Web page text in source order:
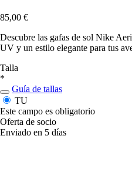
85,00 €
Descubre las gafas de sol Nike
UV y un estilo elegante para tus
Talla
*
Guía de tallas
TU
Este campo es obligatorio
Oferta de socio
Enviado en 5 días